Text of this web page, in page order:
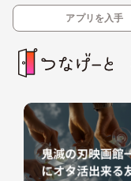
アプリを入手